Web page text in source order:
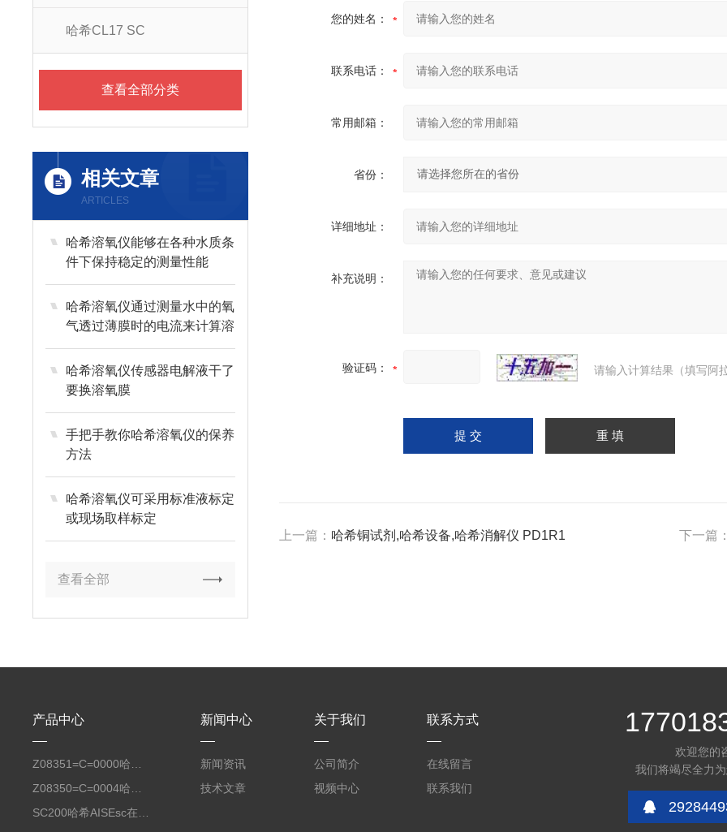
哈希CL17 SC
查看全部分类
相关文章
ARTICLES
哈希溶氧仪能够在各种水质条
件下保持稳定的测量性能
哈希溶氧仪通过测量水中的氧
气透过薄膜时的电流来计算溶
解氧浓度
哈希溶氧仪传感器电解液干了
要换溶氧膜
手把手教你哈希溶氧仪的保养
方法
哈希溶氧仪可采用标准液标定
或现场取样标定
查看全部
您的姓名：
联系电话：
常用邮箱：
省份：
详细地址：
补充说明：
验证码： 请输入计算结果（填写阿
上一篇： 哈希铜试剂,哈希设备,哈希消解仪 PD1R1 下一篇：
产品中心 新闻中心
新闻资讯
技术文章
关于我们
公司简介
视频中心
联系方式
在线留言
联系我们
欢迎您的
我们将竭尽全力